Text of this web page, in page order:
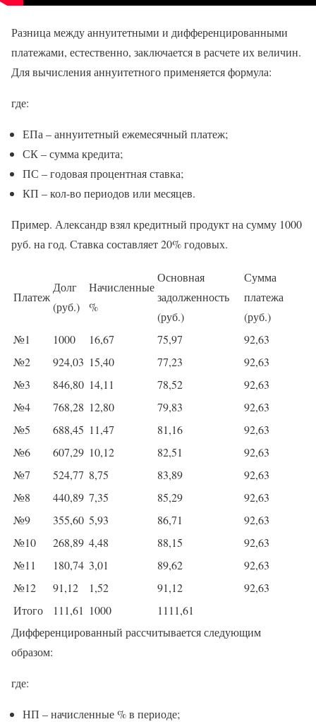
Разница между аннуитетными и дифференцированными
платежами, естественно, заключается в расчете их величин.
Для вычисления аннуитетного применяется формула:
где:
ЕПа – аннуитетный ежемесячный платеж;
СК – сумма кредита;
ПС – годовая процентная ставка;
КП – кол-во периодов или месяцев.
Пример. Александр взял кредитный продукт на сумму 1000
руб. на год. Ставка составляет 20% годовых.
Платеж
Долг
(руб.)
Начисленные
%
Основная
задолженность
(руб.)
Сумма
платежа
(руб.)
№1
1000 16,67 75,97
92,63
№2
924,03 15,40 77,23
92,63
№3
846,80 14,11 78,52
92,63
№4
768,28 12,80 79,83
92,63
№5
688,45 11,47 81,16
92,63
№6
607,29 10,12 82,51
92,63
№7
524,77 8,75 83,89
92,63
№8
440,89 7,35 85,29
92,63
№9
355,60 5,93 86,71
92,63
№10
268,89 4,48 88,15
92,63
№11
180,74 3,01 89,62
92,63
№12
91,12 1,52 91,12
92,63
Итого
111,61 1000
1111,61
Дифференцированный рассчитывается следующим
образом:
где:
НП – начисленные % в периоде;